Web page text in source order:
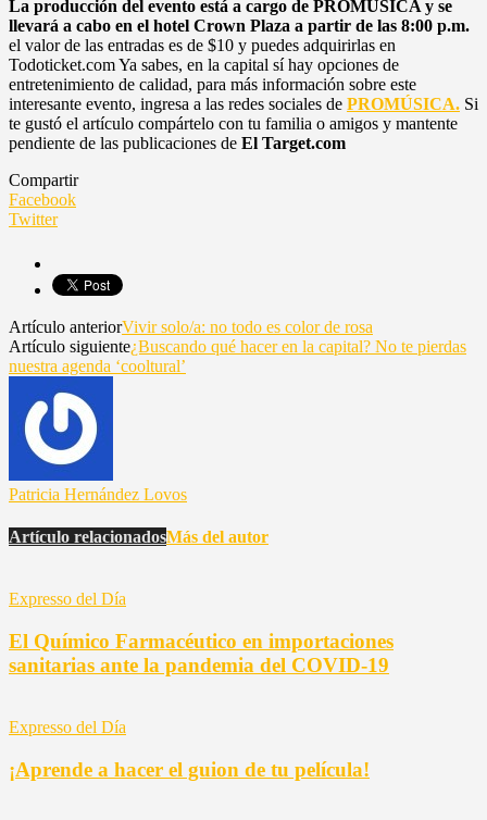
La producción del evento está a cargo de PROMÚSICA y se
llevará a cabo en el hotel Crown Plaza a partir de las 8:00 p.m.
el valor de las entradas es de $10 y puedes adquirirlas en
Todoticket.com Ya sabes, en la capital sí hay opciones de
entretenimiento de calidad, para más información sobre este
interesante evento, ingresa a las redes sociales de PROMÚSICA. Si
te gustó el artículo compártelo con tu familia o amigos y mantente
pendiente de las publicaciones de El Target.com
Compartir
Facebook
Twitter
Artículo anteriorVivir solo/a: no todo es color de rosa
Artículo siguiente¿Buscando qué hacer en la capital? No te pierdas
nuestra agenda ‘cooltural’
Patricia Hernández Lovos
Artículo relacionadosMás del autor
Expresso del Día
El Químico Farmacéutico en importaciones
sanitarias ante la pandemia del COVID-19
Expresso del Día
¡Aprende a hacer el guion de tu película!